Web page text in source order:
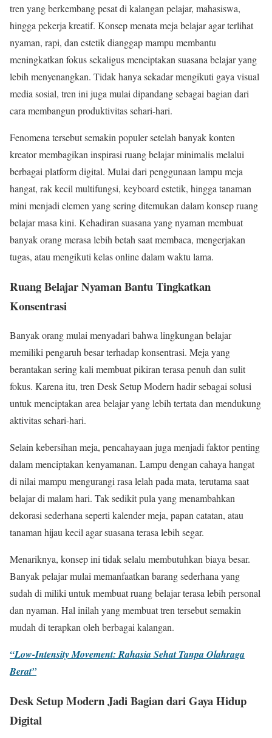
tren yang berkembang pesat di kalangan pelajar, mahasiswa,
hingga pekerja kreatif. Konsep menata meja belajar agar terlihat
nyaman, rapi, dan estetik dianggap mampu membantu
meningkatkan fokus sekaligus menciptakan suasana belajar yang
lebih menyenangkan. Tidak hanya sekadar mengikuti gaya visual
media sosial, tren ini juga mulai dipandang sebagai bagian dari
cara membangun produktivitas sehari-hari.
Fenomena tersebut semakin populer setelah banyak konten
kreator membagikan inspirasi ruang belajar minimalis melalui
berbagai platform digital. Mulai dari penggunaan lampu meja
hangat, rak kecil multifungsi, keyboard estetik, hingga tanaman
mini menjadi elemen yang sering ditemukan dalam konsep ruang
belajar masa kini. Kehadiran suasana yang nyaman membuat
banyak orang merasa lebih betah saat membaca, mengerjakan
tugas, atau mengikuti kelas online dalam waktu lama.
Ruang Belajar Nyaman Bantu Tingkatkan
Konsentrasi
Banyak orang mulai menyadari bahwa lingkungan belajar
memiliki pengaruh besar terhadap konsentrasi. Meja yang
berantakan sering kali membuat pikiran terasa penuh dan sulit
fokus. Karena itu, tren Desk Setup Modern hadir sebagai solusi
untuk menciptakan area belajar yang lebih tertata dan mendukung
aktivitas sehari-hari.
Selain kebersihan meja, pencahayaan juga menjadi faktor penting
dalam menciptakan kenyamanan. Lampu dengan cahaya hangat
di nilai mampu mengurangi rasa lelah pada mata, terutama saat
belajar di malam hari. Tak sedikit pula yang menambahkan
dekorasi sederhana seperti kalender meja, papan catatan, atau
tanaman hijau kecil agar suasana terasa lebih segar.
Menariknya, konsep ini tidak selalu membutuhkan biaya besar.
Banyak pelajar mulai memanfaatkan barang sederhana yang
sudah di miliki untuk membuat ruang belajar terasa lebih personal
dan nyaman. Hal inilah yang membuat tren tersebut semakin
mudah di terapkan oleh berbagai kalangan.
“Low-Intensity Movement: Rahasia Sehat Tanpa Olahraga
Berat”
Desk Setup Modern Jadi Bagian dari Gaya Hidup
Digital